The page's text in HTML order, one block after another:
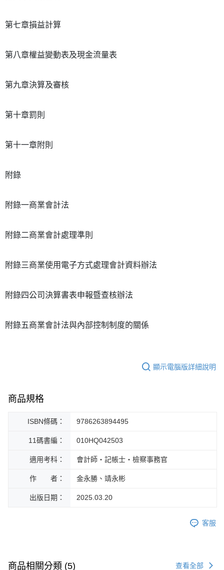
第七章損益計算
第八章權益變動表及現金流量表
第九章決算及審核
第十章罰則
第十一章附則
附錄
附錄一商業會計法
附錄二商業會計處理準則
附錄三商業使用電子方式處理會計資料辦法
附錄四公司決算書表申報暨查核辦法
附錄五商業會計法與內部控制制度的關係
顯示電腦版詳細說明
商品規格
ISBN條碼： 9786263894495
11碼書編： 010HQ042503
適用考科： 會計師‧記帳士‧檢察事務官
作 者： 金永勝、靖永彬
出版日期： 2025.03.20
客服
商品相關分類 (5) 查看全部